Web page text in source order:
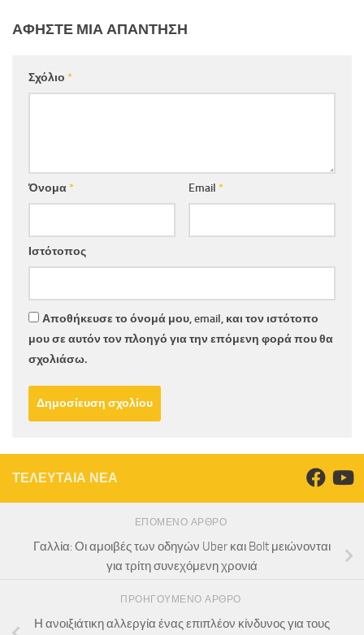
ΑΦΉΣΤΕ ΜΙΑ ΑΠΆΝΤΗΣΗ
Σχόλιο *
Όνομα* Email *
Ιστότοπος
Αποθήκευσε το όνομά μου, email, και τον ιστότοπο
μου σε αυτόν τον πλοηγό για την επόμενη φορά που θα
σχολιάσω.
ΤΕΛΕΥΤΑΙΑ ΝΕΑ
ΕΠΌΜΕΝΟ ΆΡΘΡΟ
Γαλλία: Οι αμοιβές των οδηγών Uber και Bolt μειώνονται
για τρίτη συνεχόμενη χρονιά
ΠΡΟΗΓΟΎΜΕΝΟ ΆΡΘΡΟ
Η ανοιξιάτικη αλλεργία ένας επιπλέον κίνδυνος για τους